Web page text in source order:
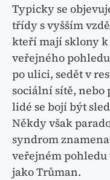
Typicky se
třídy s vyšším
kteří mají sklony k
veřejného
po ulici, sedět v
sociální sítě, nebo
lidé se bojí být
Někdy však
syndrom
veřejném pohledu
jako Trůman.